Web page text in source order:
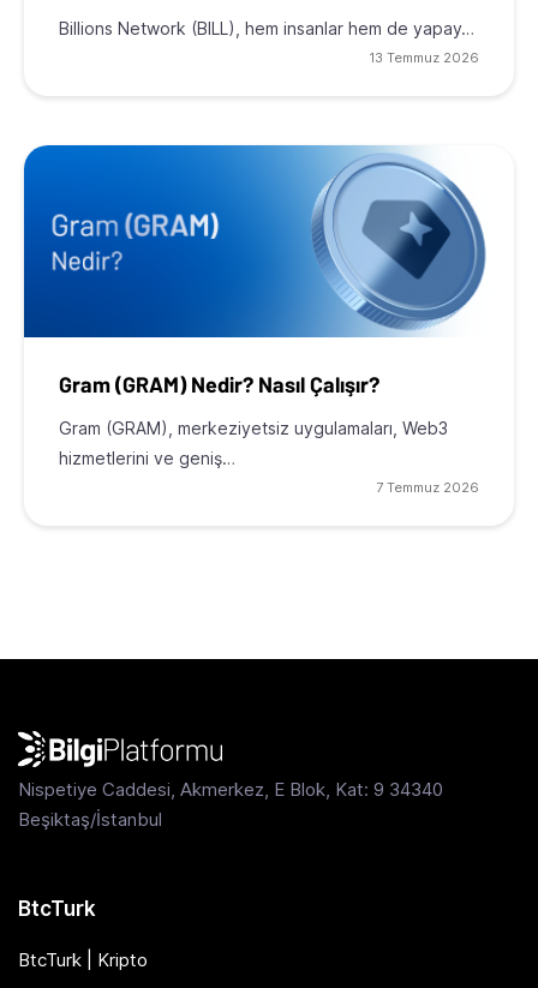
Billions Network (BILL), hem insanlar hem de yapay…
13 Temmuz 2026
Gram (GRAM) Nedir? Nasıl Çalışır?
Gram (GRAM), merkeziyetsiz uygulamaları, Web3
hizmetlerini ve geniş…
7 Temmuz 2026
Nispetiye Caddesi, Akmerkez, E Blok, Kat: 9 34340
Beşiktaş/İstanbul
BtcTurk
BtcTurk | Kripto